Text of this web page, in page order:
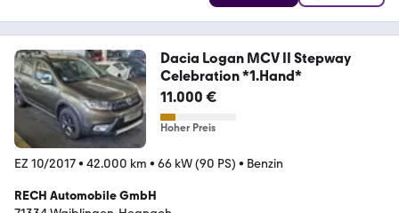
Dacia Logan MCV II Stepway
Celebration *1.Hand*
11.000 €
Hoher Preis
EZ 10/2017• 42.000 km • 66 kW (90 PS) • Benzin
RECH Automobile GmbH